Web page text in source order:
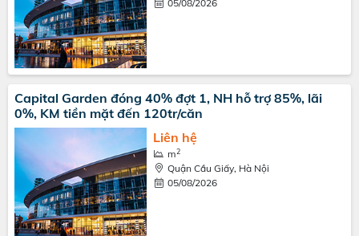
05/08/2026
Capital Garden đóng 40% đợt 1, NH hỗ trợ 85%, lãi
0%, KM tiền mặt đến 120tr/căn
Liên hệ
m2
Quận Cầu Giấy, Hà Nội
05/08/2026